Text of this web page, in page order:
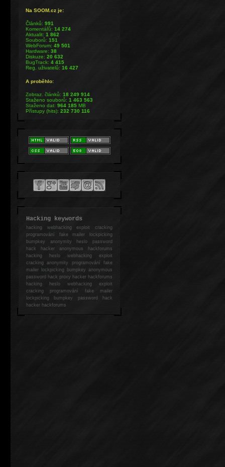
Na SOOM.cz je:
Článků:991
Komentářů:14 274
Aktualit:1 862
Souborů:151
WebForum:49 501
Hardware:38
Diskuze:20 632
BugTrack:4 415
Reg. uživatelů:16 427
A proběhlo:
Zobraz. článků:18 249 914
Staženo souborů:1 463 563
Staženo dat:964 185MB
Přístupy (hits):232 730 116
Hacking keywords
hackingwebhacking exploit cracking
programování fake mailer lockpicking
bumpkey anonymity heslo password
hackhacker anonymous hackforums
hackingheslo webhacking exploit
cracking anonymity programování fake
mailer lockpicking bumpkey anonymous
password hack proxy hacker hackforums
hacking heslo webhacking exploit
cracking programování fake mailer
lockpicking bumpkey password hack
hackerhackforums